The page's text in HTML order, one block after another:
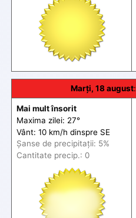
Marți, 18 august:
Mai mult însorit
Maxima zilei: 27°
Vânt: 10 km/h dinspre SE
Șanse de precipitații: 5%
Cantitate precip.: 0